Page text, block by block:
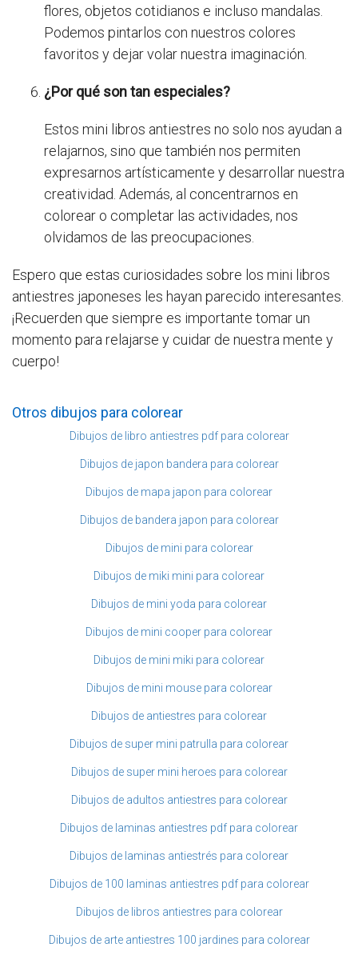
flores, objetos cotidianos e incluso mandalas.
Podemos pintarlos con nuestros colores
favoritos y dejar volar nuestra imaginación.
¿Por qué son tan especiales?
Estos mini libros antiestres no solo nos ayudan a
relajarnos, sino que también nos permiten
expresarnos artísticamente y desarrollar nuestra
creatividad. Además, al concentrarnos en
colorear o completar las actividades, nos
olvidamos de las preocupaciones.
Espero que estas curiosidades sobre los mini libros
antiestres japoneses les hayan parecido interesantes.
¡Recuerden que siempre es importante tomar un
momento para relajarse y cuidar de nuestra mente y
cuerpo!
Otros dibujos para colorear
Dibujos de libro antiestres pdf para colorear
Dibujos de japon bandera para colorear
Dibujos de mapa japon para colorear
Dibujos de bandera japon para colorear
Dibujos de mini para colorear
Dibujos de miki mini para colorear
Dibujos de mini yoda para colorear
Dibujos de mini cooper para colorear
Dibujos de mini miki para colorear
Dibujos de mini mouse para colorear
Dibujos de antiestres para colorear
Dibujos de super mini patrulla para colorear
Dibujos de super mini heroes para colorear
Dibujos de adultos antiestres para colorear
Dibujos de laminas antiestres pdf para colorear
Dibujos de laminas antiestrés para colorear
Dibujos de 100 laminas antiestres pdf para colorear
Dibujos de libros antiestres para colorear
Dibujos de arte antiestres 100 jardines para colorear